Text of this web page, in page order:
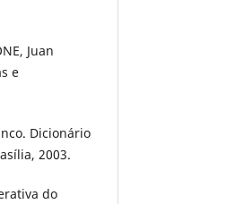
Juan
e
Dicionário
2003.
do